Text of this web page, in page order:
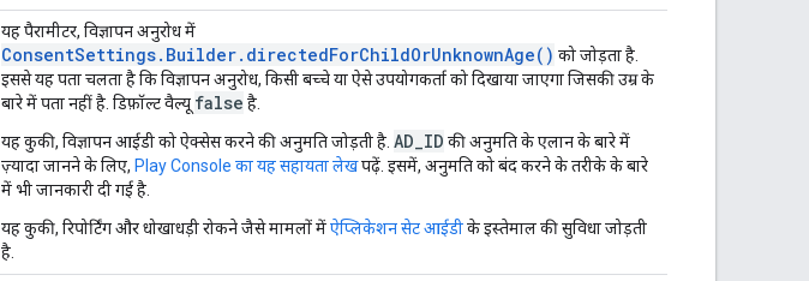
यह पैरामीटर, विज्ञापन अनुरोध में
ConsentSettings.Builder.directedForChildOrUnknownAge() को जोड़ता है.
इससे यह पता चलता है कि विज्ञापन अनुरोध, किसी बच्चे या ऐसे उपयोगकर्ता को दिखाया जाएगा जिसकी उम्र के
बारे में पता नहीं है. डिफ़ॉल्ट वैल्यू false है.
यह कुकी, विज्ञापन आईडी को ऐक्सेस करने की अनुमति जोड़ती है. AD_ID की अनुमति के एलान के बारे में
ज़्यादा जानने के लिए, Play Console का यह सहायता लेखपढ़ें. इसमें, अनुमति को बंद करने के तरीके के बारे
में भी जानकारी दी गई है.
यह कुकी, रिपोर्टिंग और धोखाधड़ी रोकने जैसे मामलों मेंऐप्लिकेशन सेट आईडीके इस्तेमाल की सुविधा जोड़ती
है.